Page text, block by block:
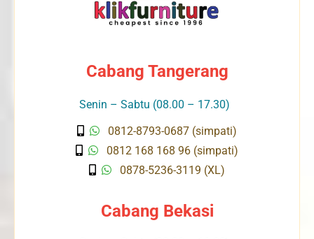
Cabang Tangerang
Senin – Sabtu (08.00 – 17.30)
0812-8793-0687 (simpati)
0812 168 168 96 (simpati)
0878-5236-3119 (XL)
Cabang Bekasi